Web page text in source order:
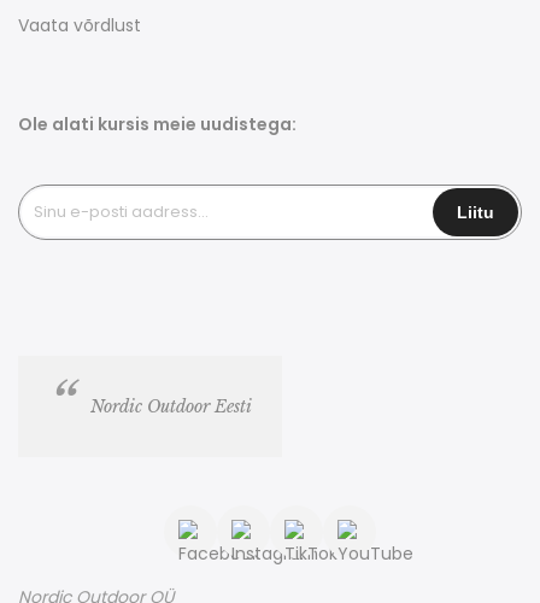
Vaata võrdlust
Ole alati kursis meie uudistega:
Nordic Outdoor Eesti
Nordic Outdoor OÜ